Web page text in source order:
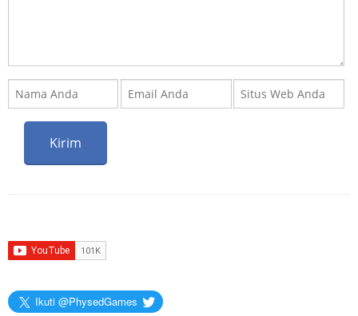
Ikuti @PhysedGames